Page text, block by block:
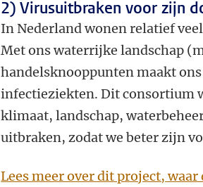
2) Virusuitbraken voor zijn
In Nederland wonen relatief
Met ons waterrijke landschap
handelsknooppunten maakt
infectieziekten. Dit consortium
klimaat, landschap,
uitbraken, zodat we beter zijn
Lees meer over dit project,